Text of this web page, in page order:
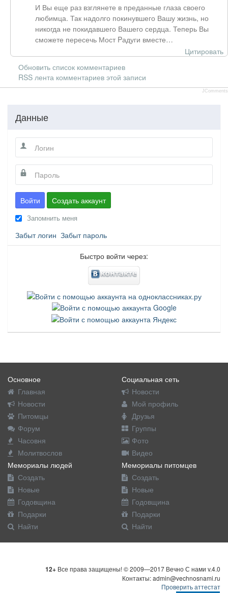
И Вы еще раз взглянете в преданные глаза своего
любимца. Так надолго покинувшего Вашу жизнь, но
никогда не покидавшего Вашего сердца. Теперь Вы
сможете пересечь Мост Pадуги вместе…
Цитировать
Обновить список комментариев
RSS лента комментариев этой записи
JComments
Данные
Войти Создать аккаунт
Запомнить меня
Забыт логин Забыт пароль
Быстро войти через:
Основное
Главная
Новости
Питомцы
Форум
Часовня
Молитвослов
Социальная сеть
Новости
Мой профиль
Друзья
Группы
Фото
Видео
Мемориалы людей
Создать
Новые
Годовщина
Подарки
Найти
Мемориалы питомцев
Создать
Новые
Годовщина
Подарки
Найти
12+ Все права защищены! © 2009—2017 Вечно С нами v.4.0
Контакты: admin@vechnosnami.ru
Проверить аттестат